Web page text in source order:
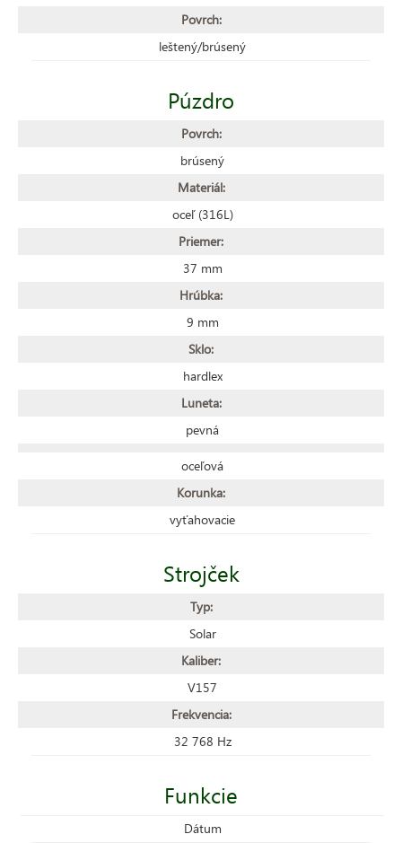
Povrch:
leštený/brúsený
Púzdro
Povrch:
brúsený
Materiál:
oceľ (316L)
Priemer:
37 mm
Hrúbka:
9 mm
Sklo:
hardlex
Luneta:
pevná
oceľová
Korunka:
vyťahovacie
Strojček
Typ:
Solar
Kaliber:
V157
Frekvencia:
32 768 Hz
Funkcie
Dátum